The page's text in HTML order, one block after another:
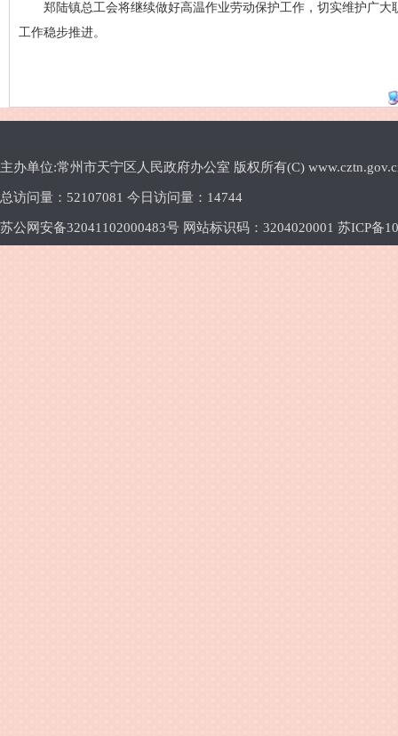
郑陆镇总工会将继续做好高温作业劳动保护工作，切实维护广
工作稳步推进。
主办单位:常州市天宁区人民政府办公室 版权所有(C)
总访问量： 52107081 今日访问量： 14744
苏公网安备32041102000483号 网站标识码：3204020001 苏ICP备